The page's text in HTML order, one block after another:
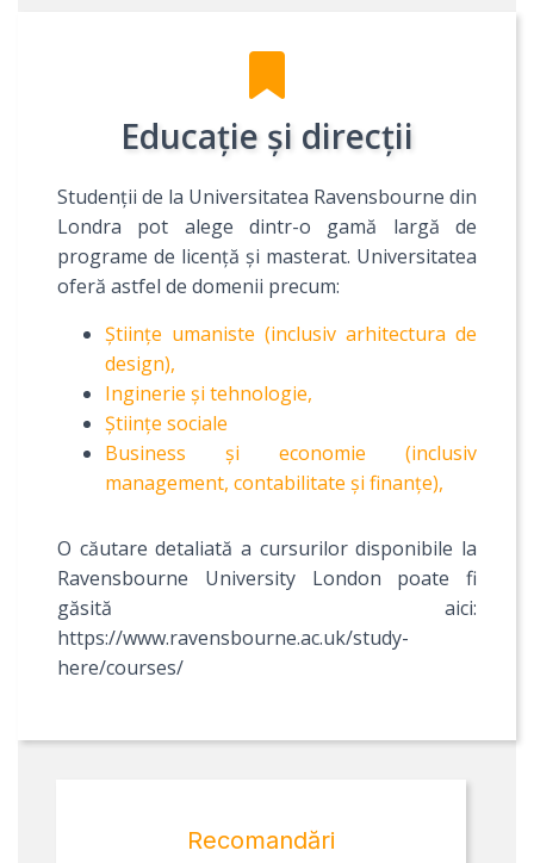
Educație și direcții
Studenții de la Universitatea Ravensbourne din
Londra pot alege dintr-o gamă largă de
programe de licență și masterat. Universitatea
oferă astfel de domenii precum:
Științe umaniste (inclusiv arhitectura de
design),
Inginerie și tehnologie,
Științe sociale
Business și economie (inclusiv
management, contabilitate și finanțe),
O căutare detaliată a cursurilor disponibile la
Ravensbourne University London poate fi
găsită aici:
https://www.ravensbourne.ac.uk/study-
here/courses/
Recomandări